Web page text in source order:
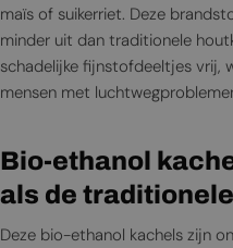
maïs of suikerriet. Deze
minder uit dan traditionele
schadelijke fijnstofdeeltjes vrij,
mensen met
Bio-ethanol
als de
Deze bio-ethanol kachels zijn